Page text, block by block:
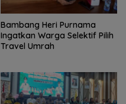
Bambang Heri Purnama
Ingatkan Warga Selektif Pilih
Travel Umrah